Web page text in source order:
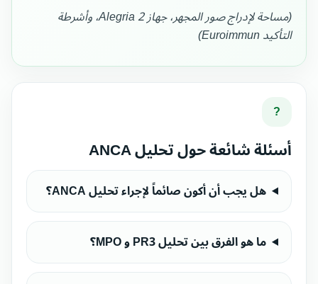
(مساحة لإدراج صور المجهر، جهاز Alegria 2، وأشرطة
التأكيد Euroimmun)
?
أسئلة شائعة حول تحليل ANCA
هل يجب أن أكون صائماً لإجراء تحليل ANCA؟
ما هو الفرق بين تحليل PR3 و MPO؟